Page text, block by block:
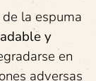
la espuma
y
en
adversas